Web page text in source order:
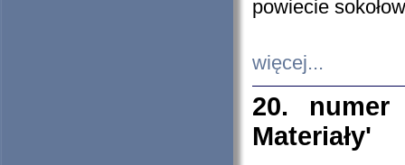
powiecie
więcej...
20. numer
Materiały'